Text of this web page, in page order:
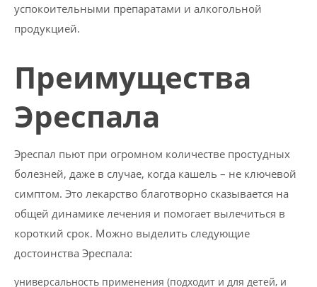
успокоительными препаратами и алкогольной
продукцией.
Преимущества
Эреспала
Эреспал пьют при огромном количестве простудных
болезней, даже в случае, когда кашель – не ключевой
симптом. Это лекарство благотворно сказывается на
общей динамике лечения и помогает вылечиться в
короткий срок. Можно выделить следующие
достоинства Эреспала:
универсальность применения (подходит и для детей, и